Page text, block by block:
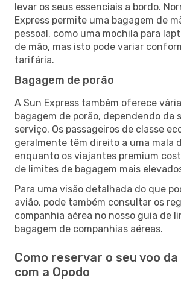
levar os seus essenciais a bordo.
Express permite uma bagagem de
pessoal, como uma mochila para
de mão, mas isto pode variar
tarifária.
Bagagem de porão
A Sun Express também oferece
bagagem de porão, dependendo da
serviço. Os passageiros de classe
geralmente têm direito a uma mala
enquanto os viajantes premium
de limites de bagagem mais
Para uma visão detalhada do que
avião, pode também consultar os
companhia aérea no nosso guia de
bagagem de companhias aéreas.
Como reservar o seu voo
com a Opodo